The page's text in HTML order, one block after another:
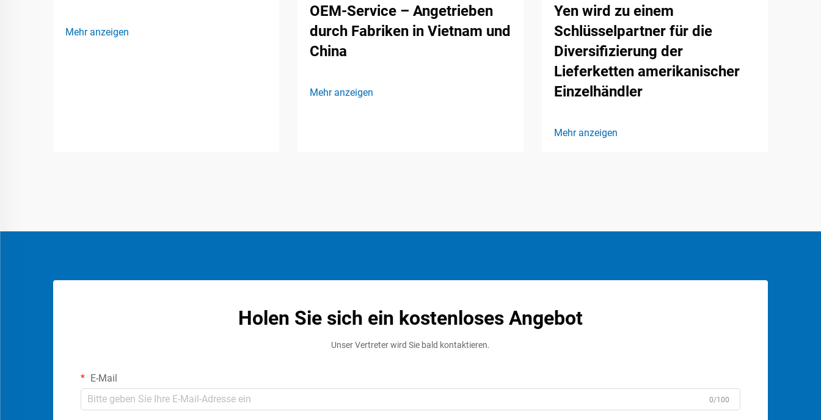
Mehr anzeigen
OEM-Service – Angetrieben
durch Fabriken in Vietnam und
China
Mehr anzeigen
Yen wird zu einem
Schlüsselpartner für die
Diversifizierung der
Lieferketten amerikanischer
Einzelhändler
Mehr anzeigen
Holen Sie sich ein kostenloses Angebot
Unser Vertreter wird Sie bald kontaktieren.
E-Mail
0/100